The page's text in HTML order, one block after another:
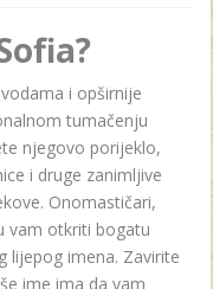
i opširnije
tumačenju
njegovo porijeklo,
i druge zanimljive
Onomastičari,
vam otkriti bogatu
lijepog imena. Zavirite
ime ima da vam